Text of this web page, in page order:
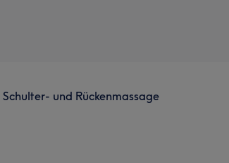
und Rückenmassage